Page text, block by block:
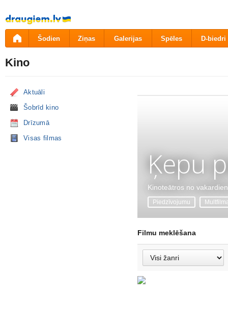
Pāriet
uz
saturu
Šodien Ziņas Galerijas Spēles D-biedri
Kino
Aktuāli
Šobrīd kino
Drīzumā
Visas filmas
Ķepu
Kinoteātros no
Piedzīvojumu
Filmu meklēšana